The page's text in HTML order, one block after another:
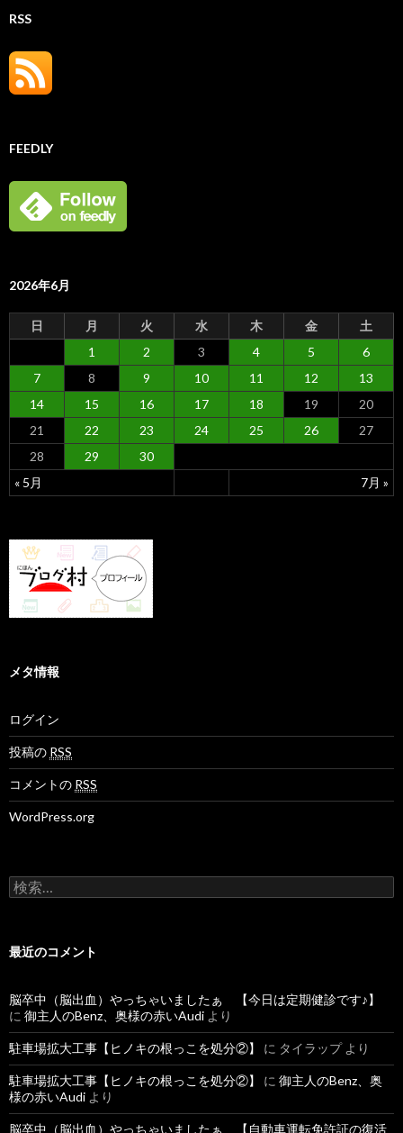
RSS
FEEDLY
2026年6月
日 月 火 水 木 金 土
« 5月 7月 »
1 2 3 4 5
6
7
8 9 10 11 12
13
14
15 16 17 18 19
20
21
22 23 24 25 26
27
28
29 30
メタ情報
ログイン
投稿の RSS
コメントの RSS
WordPress.org
検
索
最近のコメント
脳卒中（脳出血）やっちゃいましたぁ 【今日は定期健診です♪】
に 御主人のBenz、奥様の赤いAudi より
駐車場拡大工事【ヒノキの根っこを処分②】 に タイラップより
駐車場拡大工事【ヒノキの根っこを処分②】 に 御主人のBenz、奥
様の赤いAudi より
脳卒中（脳出血）やっちゃいましたぁ 【自動車運転免許証の復活